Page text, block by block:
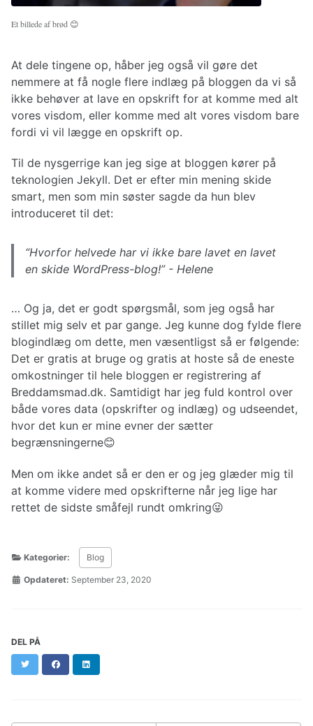
Et billede af brød 😊
At dele tingene op, håber jeg også vil gøre det
nemmere at få nogle flere indlæg på bloggen da vi så
ikke behøver at lave en opskrift for at komme med alt
vores visdom, eller komme med alt vores visdom bare
fordi vi vil lægge en opskrift op.
Til de nysgerrige kan jeg sige at bloggen kører på
teknologien Jekyll. Det er efter min mening skide
smart, men som min søster sagde da hun blev
introduceret til det:
“Hvorfor helvede har vi ikke bare lavet en lavet
en skide WordPress-blog!” - Helene
… Og ja, det er godt spørgsmål, som jeg også har
stillet mig selv et par gange. Jeg kunne dog fylde flere
blogindlæg om dette, men væsentligst så er følgende:
Det er gratis at bruge og gratis at hoste så de eneste
omkostninger til hele bloggen er registrering af
Breddamsmad.dk. Samtidigt har jeg fuld kontrol over
både vores data (opskrifter og indlæg) og udseendet,
hvor det kun er mine evner der sætter
begrænsningerne😊
Men om ikke andet så er den er og jeg glæder mig til
at komme videre med opskrifterne når jeg lige har
rettet de sidste småfejl rundt omkring😜
Kategorier: Blog
Opdateret: September 23, 2020
DEL PÅ
Twitter Facebook